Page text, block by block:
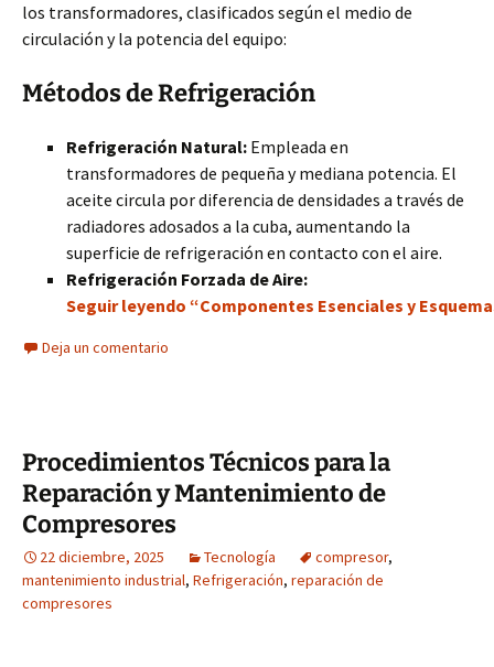
los transformadores, clasificados según el medio de
circulación y la potencia del equipo:
Métodos de Refrigeración
Refrigeración Natural: Empleada en
transformadores de pequeña y mediana potencia. El
aceite circula por diferencia de densidades a través de
radiadores adosados a la cuba, aumentando la
superficie de refrigeración en contacto con el aire.
Refrigeración Forzada de Aire:
Seguir leyendo “Componentes Esenciales y
Deja un comentario
Procedimientos Técnicos para la
Reparación y Mantenimiento de
Compresores
22 diciembre, 2025 Tecnología compresor,
mantenimiento industrial, Refrigeración, reparación de
compresores